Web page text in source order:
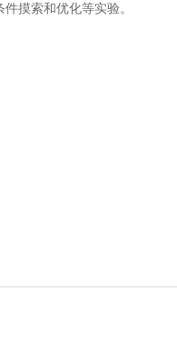
摸索和优化等实验。